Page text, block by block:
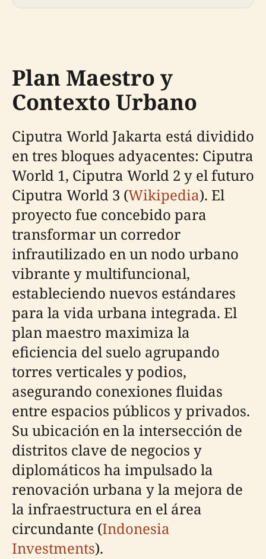
Plan Maestro y
Contexto Urbano
Ciputra World Jakarta está dividido
en tres bloques adyacentes: Ciputra
World 1, Ciputra World 2 y el futuro
Ciputra World 3 (Wikipedia). El
proyecto fue concebido para
transformar un corredor
infrautilizado en un nodo urbano
vibrante y multifuncional,
estableciendo nuevos estándares
para la vida urbana integrada. El
plan maestro maximiza la
eficiencia del suelo agrupando
torres verticales y podios,
asegurando conexiones fluidas
entre espacios públicos y privados.
Su ubicación en la intersección de
distritos clave de negocios y
diplomáticos ha impulsado la
renovación urbana y la mejora de
la infraestructura en el área
circundante (Indonesia
Investments).